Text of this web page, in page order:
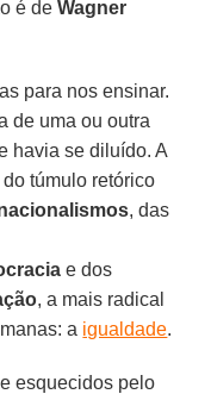
é deWagner
para nos ensinar.
de uma ou outra
havia se diluído. A
túmulo retórico
, das
e dos
, a mais radical
a igualdade.
esquecidos pelo